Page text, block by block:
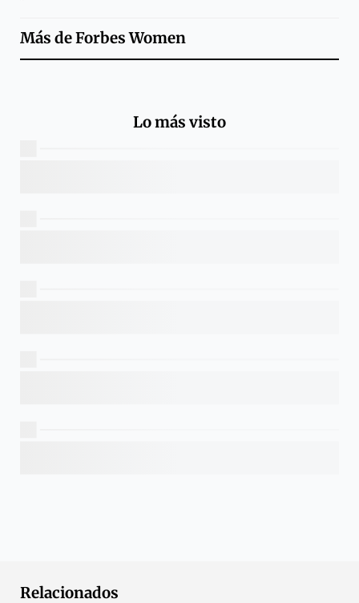
Más deForbes Women
Lo más visto
Relacionados